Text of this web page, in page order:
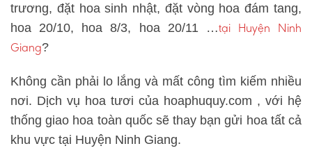
trương, đặt hoa sinh nhật, đặt vòng hoa đám tang,
hoa 20/10, hoa 8/3, hoa 20/11 …tại Huyện Ninh
Giang?
Không cần phải lo lắng và mất công tìm kiếm nhiều
nơi. Dịch vụ hoa tươi của hoaphuquy.com , với hệ
thống giao hoa toàn quốc sẽ thay bạn gửi hoa tất cả
khu vực tại Huyện Ninh Giang.